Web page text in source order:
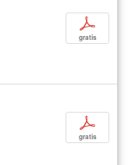
p
gratis
p
gratis